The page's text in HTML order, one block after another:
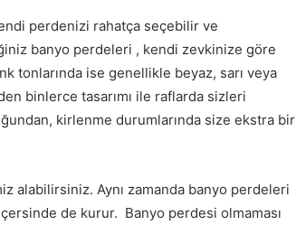
perdenizi rahatça seçebilir ve
banyo perdeleri , kendi zevkinize göre
tonlarında ise genellikle beyaz, sarı veya
binlerce tasarımı ile raflarda sizleri
kirlenme durumlarında size ekstra bir
alabilirsiniz. Aynı zamanda banyo perdeleri
de kurur. Banyo perdesi olmaması